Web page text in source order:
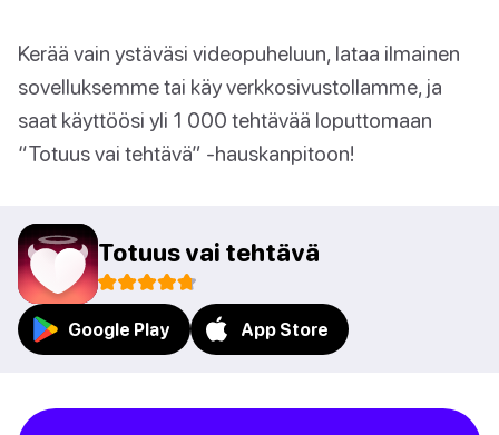
Kerää vain ystäväsi videopuheluun, lataa ilmainen
sovelluksemme tai käy verkkosivustollamme, ja
saat käyttöösi yli 1 000 tehtävää loputtomaan
“Totuus vai tehtävä” -hauskanpitoon!
Totuus vai tehtävä
Google Play App Store